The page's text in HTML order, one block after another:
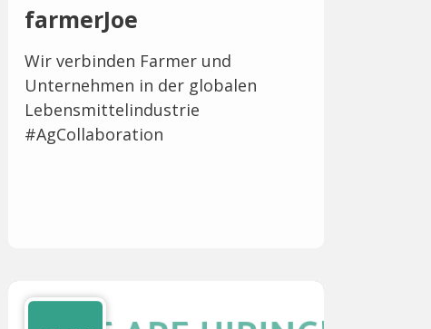
farmerJoe
Wir verbinden Farmer und
Unternehmen in der globalen
Lebensmittelindustrie
#AgCollaboration